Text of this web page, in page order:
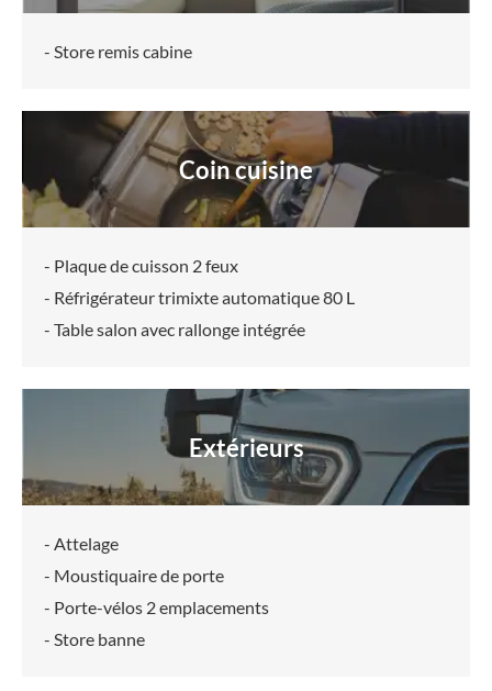
- Store remis cabine
Coin cuisine
- Plaque de cuisson 2 feux
- Réfrigérateur trimixte automatique 80 L
- Table salon avec rallonge intégrée
Extérieurs
- Attelage
- Moustiquaire de porte
- Porte-vélos 2 emplacements
- Store banne